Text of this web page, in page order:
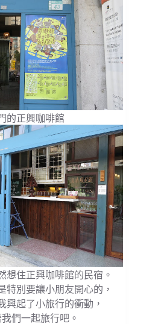
的正興咖啡館
想住正興咖啡館的民宿。
特別要讓小朋友開心的，
興起了小旅行的衝動，
們一起旅行吧。